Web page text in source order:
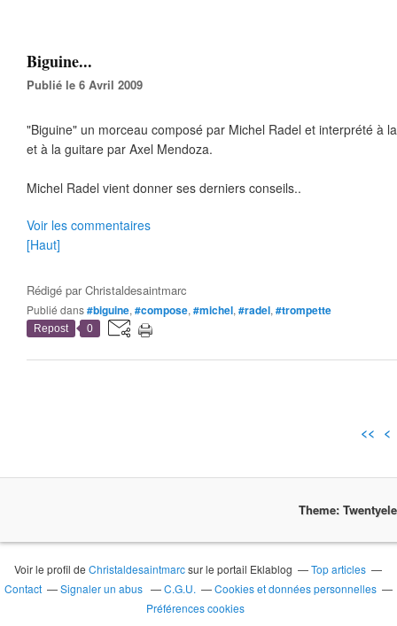
Biguine...
Publié le 6 Avril 2009
"Biguine" un morceau composé par Michel Radel et interprété à
et à la guitare par Axel Mendoza.
Michel Radel vient donner ses derniers conseils..
Voir les commentaires
[Haut]
Rédigé parChristaldesaintmarc
Publié dans#biguine, #compose, #michel, #radel, #trompette
Repost 0
<< <
Theme:
Voir le profil deChristaldesaintmarcsur le portail Eklablog
Top articles
Contact
Signaler un abus C.G.U.
Cookies et données personnelles
Préférences cookies